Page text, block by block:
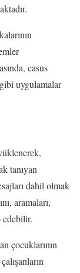
casus
uygulamalar
tanıyan
dahil olmak
aramaları,
çocuklarının